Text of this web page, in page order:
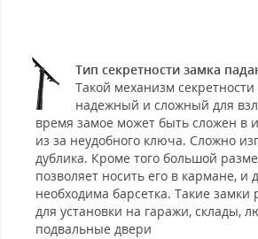
Тип секретности замка
Такой механизм
надежный и сложный для
время замое может быть сложен в
из за неудобного ключа. Сложно
дублика. Кроме того большой
позволяет носить его в кармане, и
необходима барсетка. Такие замки
для установки на гаражи, склады,
подвальные двери